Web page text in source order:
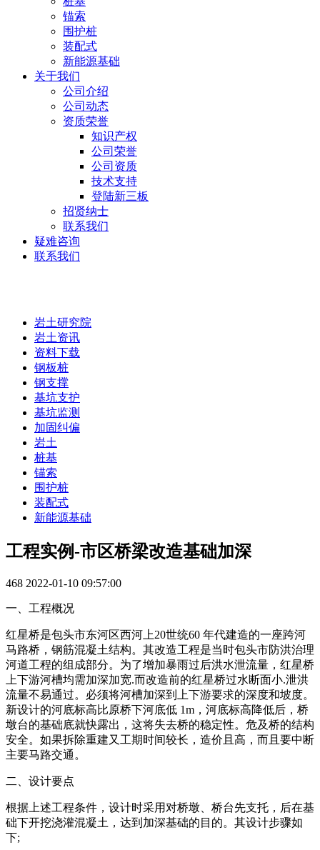
锚索
围护桩
装配式
新能源基础
关于我们
公司介绍
公司动态
资质荣誉
知识产权
公司荣誉
公司资质
技术支持
登陆新三板
招贤纳士
联系我们
疑难咨询
联系我们
岩土研究院
岩土资讯
资料下载
钢板桩
钢支撑
基坑支护
基坑监测
加固纠偏
岩土
桩基
锚索
围护桩
装配式
新能源基础
工程实例-市区桥梁改造基础加深
468 2022-01-10 09:57:00
一、工程概况
红星桥是包头市东河区西河上20世统60 年代建造的一座跨河
马路桥，钢筋混凝土结构。其改造工程是当时包头市防洪治理
河道工程的组成部分。为了增加暴雨过后洪水泄流量，红星桥
上下游河槽均需加深加宽.而改造前的红星桥过水断面小.泄洪
流量不易通过。必须将河槽加深到上下游要求的深度和坡度。
新设计的河底标高比原桥下河底低 1m，河底标高降低后，桥
墩台的基础底就快露出，这将失去桥的稳定性。危及桥的结构
安全。如果拆除重建又工期时间较长，造价且高，而且要中断
主要马路交通。
二、设计要点
根据上述工程条件，设计时采用对桥墩、桥台先支托，后在基
础下开挖浇灌混凝土，达到加深基础的目的。其设计步骤如
下;